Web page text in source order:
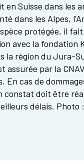
en Suisse dans les
dans les Alpes,
protégée, il fait
avec la fondation
la région du Jura-
assurée par la
En cas de
constat doit être
délais. Photo